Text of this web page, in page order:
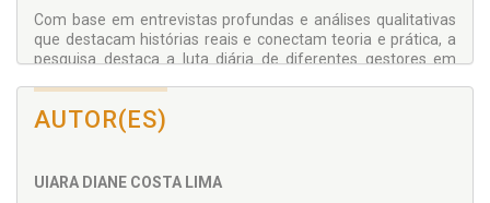
Com base em entrevistas profundas e análises qualitativas
que destacam histórias reais e conectam teoria e prática, a
pesquisa destaca a luta diária de diferentes gestores em
a precarização, a violência simbólica e o peso da cultura
gerencialista. Não obstante, o texto ainda explora as
permitiram que esses profissionais resistissem e
AUTOR(ES)
UIARA DIANE COSTA LIMA